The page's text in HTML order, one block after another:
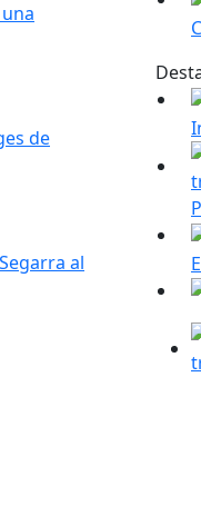
de
al municipi de
al